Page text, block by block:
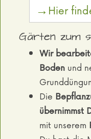
→Hier
Gärten zum
Wir
Bodenund
Die
übernimmst
mit unserem